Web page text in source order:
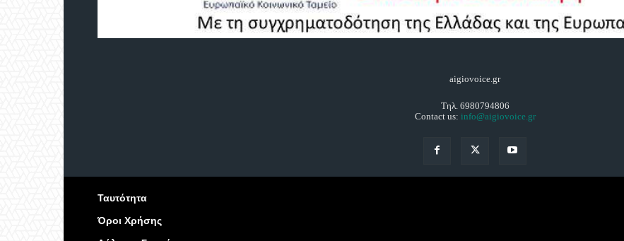
aigiovoice.gr
Τηλ. 6980794806
Contact us: info@aigiovoice.gr
Ταυτότητα
Όροι Χρήσης